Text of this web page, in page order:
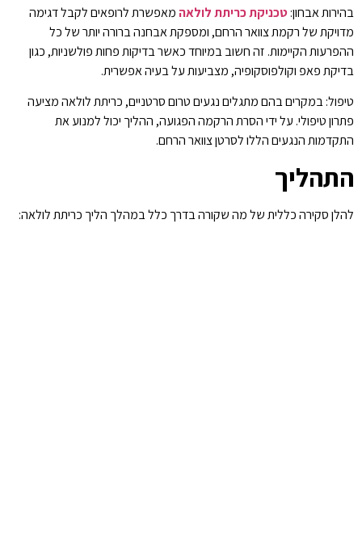
בהירות אבחון:טכניקת כריתת לולאה מאפשרת לרופאים לקבל דגימה
מדויקת של רקמת צוואר הרחם, ומספקת אבחנה ברורה יותר של כל
ההפרעות הקיימות. זה חשוב במיוחד כאשר בדיקות פחות פולשניות, כגון
בדיקת פאפ וקולפוסקופיה, מצביעות על בעיה אפשרית.
טיפול: במקרים בהם מתגלים נגעים טרום סרטניים, כריתת לולאה מציעה
פתרון טיפולי. על ידי הסרת הרקמה הפגועה, ההליך יכול למנוע את
התקדמות הנגעים הללו לסרטן צוואר הרחם.
התהליך
להלן סקירה כללית של מה שקורה בדרך כלל במהלך הליך כריתת לולאה: